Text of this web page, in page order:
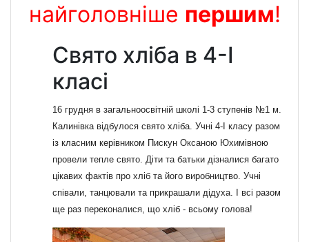
найголовніше першим!
Свято хліба в 4-І
класі
16 грудня в загальноосвітній школі 1-3 ступенів №1 м.
Калинівка відбулося свято хліба. Учні 4-І класу разом
із класним керівником Пискун Оксаною Юхимівною
провели тепле свято. Діти та батьки дізналися багато
цікавих фактів про хліб та його виробництво. Учні
співали, танцювали та прикрашали дідуха. І всі разом
ще раз переконалися, що хліб - всьому голова!